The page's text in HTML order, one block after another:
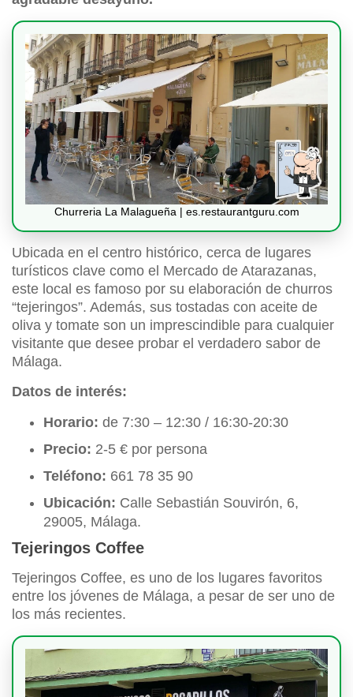
Churreria La Malagueña | es.restaurantguru.com
Ubicada en el centro histórico, cerca de lugares
turísticos clave como el Mercado de Atarazanas,
este local es famoso por su elaboración de churros
“tejeringos”. Además, sus tostadas con aceite de
oliva y tomate son un imprescindible para cualquier
visitante que desee probar el verdadero sabor de
Málaga.
Datos de interés:
Horario: de 7:30 – 12:30 / 16:30-20:30
Precio: 2-5 € por persona
Teléfono: 661 78 35 90
Ubicación: Calle Sebastián Souvirón, 6,
29005, Málaga.
Tejeringos Coffee
Tejeringos Coffee, es uno de los lugares favoritos
entre los jóvenes de Málaga, a pesar de ser uno de
los más recientes.